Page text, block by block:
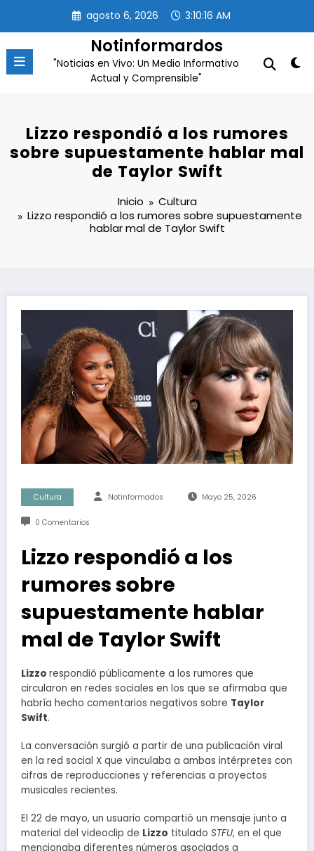
contenido
agosto 6, 2026 3:10:17 AM
Notinformardos
"Noticias en Vivo: Un Medio Informativo
Actual y Comprensible"
Lizzo respondió a los rumores
sobre supuestamente hablar mal
de Taylor Swift
Inicio
Cultura
Lizzo respondió a los rumores sobre supuestamente
hablar mal de Taylor Swift
Cultura Notinformados Mayo 25, 2026
0 Comentarios
Lizzo respondió a los
rumores sobre
supuestamente hablar
mal de Taylor Swift
Lizzo respondió públicamente a los rumores que
circularon en redes sociales en los que se afirmaba que
habría hecho comentarios negativos sobre Taylor
Swift.
La conversación surgió a partir de una publicación viral
en la red social X que vinculaba a ambas intérpretes con
cifras de reproducciones y referencias a proyectos
musicales recientes.
El 22 de mayo, un usuario compartió un mensaje junto a
material del videoclip de Lizzo titulado STFU, en el que
mencionaba diferentes números asociados a